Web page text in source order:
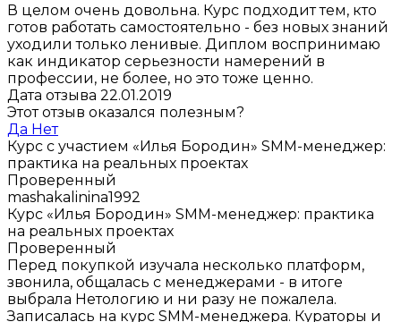
В целом очень довольна. Курс подходит тем, кто
готов работать самостоятельно - без новых знаний
уходили только ленивые. Диплом воспринимаю
как индикатор серьезности намерений в
профессии, не более, но это тоже ценно.
Дата отзыва 22.01.2019
Этот отзыв оказался полезным?
Да Нет
Курс с участием «Илья Бородин» SMM-менеджер:
практика на реальных проектах
Проверенный
mashakalinina1992
Курс «Илья Бородин» SMM-менеджер: практика
на реальных проектах
Проверенный
Перед покупкой изучала несколько платформ,
звонила, общалась с менеджерами - в итоге
выбрала Нетологию и ни разу не пожалела.
Записалась на курс SMM-менеджера. Кураторы и